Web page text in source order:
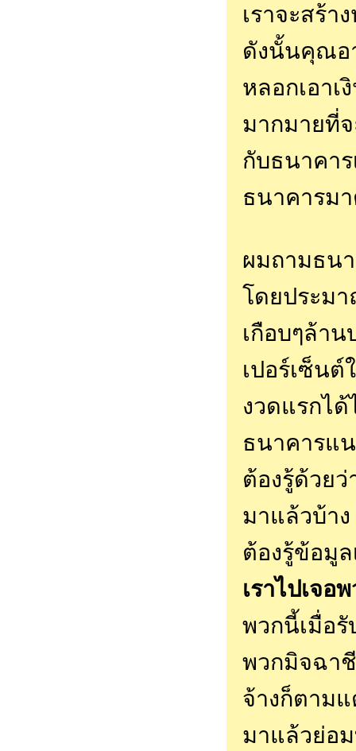
เราจะสร้า
ดังนั้นคุณอ
หลอกเอา
มากมายที่จ
กับธนาคา
ธนาคารม
ผมถามธนา
โดยประม
เกือบๆล้าน
เปอร์เซ็น
งวดแรกได้
ธนาคารแ
ต้องรู้ด้วย
มาแล้วบ้า
ต้องรู้ข้อมู
เราไปเจ
พวกนี้เมื่อรั
พวกมิจฉา
จ้างก็ตามแ
มาแล้วย่อม